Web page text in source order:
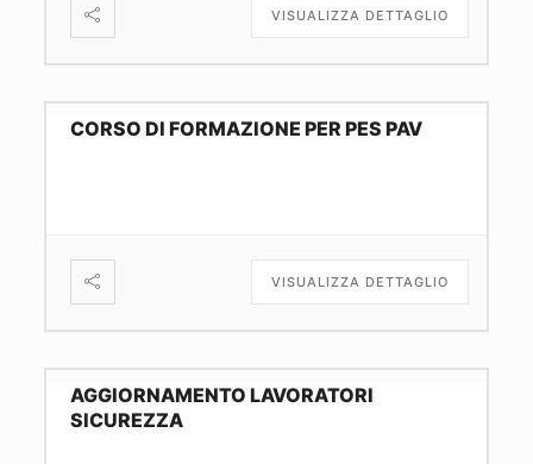
VISUALIZZA DETTAGLIO
CORSO DI FORMAZIONE PER PES PAV
VISUALIZZA DETTAGLIO
AGGIORNAMENTO LAVORATORI
SICUREZZA